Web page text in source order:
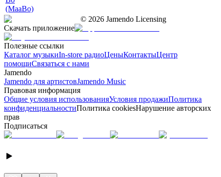
(MaaBo)
© 2026 Jamendo Licensing
Скачать приложение
Полезные ссылки
Каталог музыкиIn-store радиоЦеныКонтактыЦентр
помощиСвязаться с нами
Jamendo
Jamendo для артистовJamendo Music
Правовая информация
Общие условия использованияУсловия продажиПолитика
конфиденциальностиПолитика cookiesНарушение авторских
прав
Подписаться